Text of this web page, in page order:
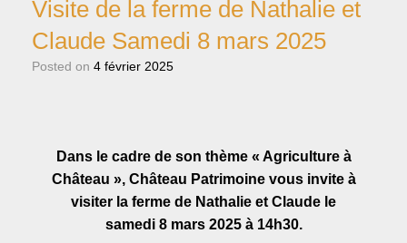
Visite de la ferme de Nathalie et
Claude Samedi 8 mars 2025
Posted on 4 février 2025
Dans le cadre de son thème « Agriculture à
Château », Château Patrimoine vous invite à
visiter la ferme de Nathalie et Claude le
samedi 8 mars 2025 à 14h30.